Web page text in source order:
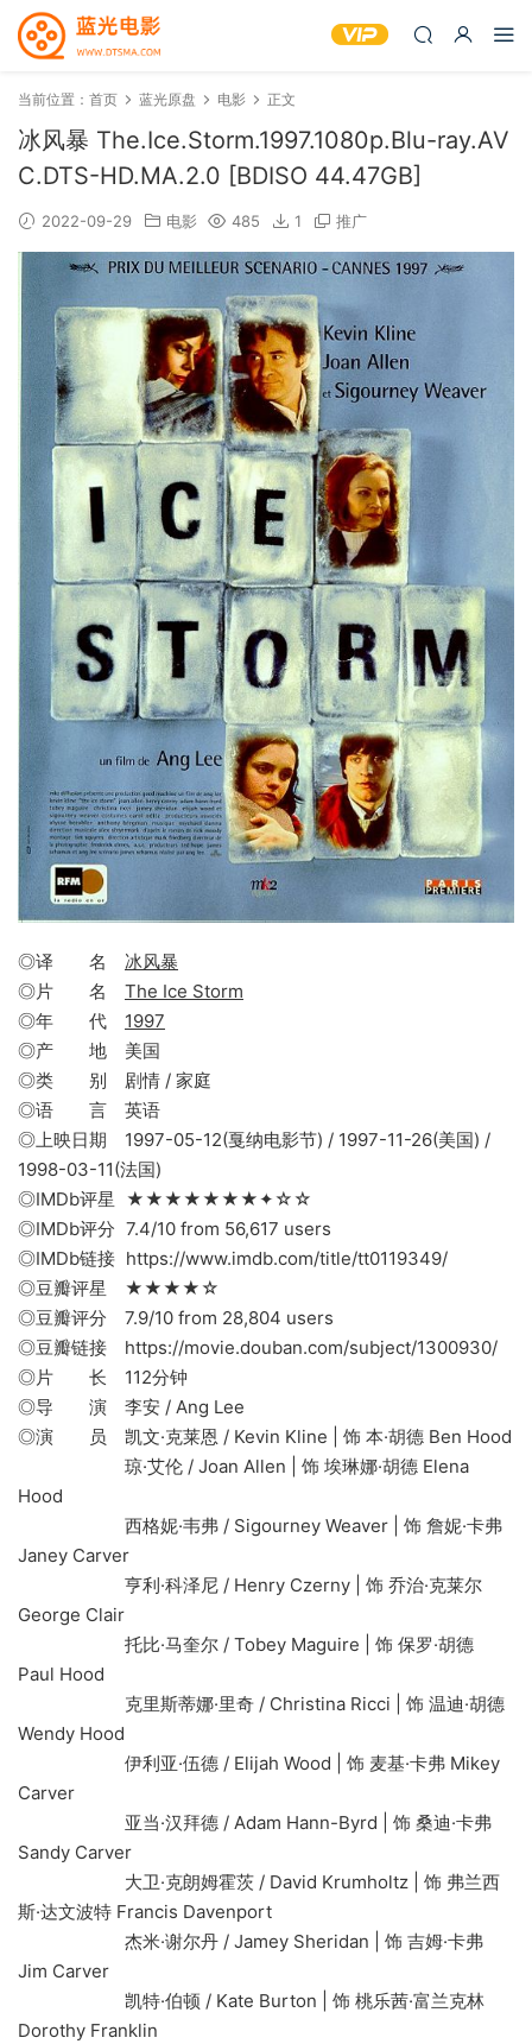
当前位置： 首页 蓝光原盘 电影 正文
冰风暴 The.Ice.Storm.1997.1080p.Blu-ray.AV
C.DTS-HD.MA.2.0 [BDISO 44.47GB]
2022-09-29 电影 485 1 推广
◎译 名 冰风暴
◎片 名 The Ice Storm
◎年 代 1997
◎产 地 美国
◎类 别 剧情 / 家庭
◎语 言 英语
◎上映日期 1997-05-12(戛纳电影节) / 1997-11-26(美国) /
1998-03-11(法国)
◎IMDb评星 ★★★★★★★✦☆☆
◎IMDb评分 7.4/10 from 56,617 users
◎IMDb链接 https://www.imdb.com/title/tt0119349/
◎豆瓣评星 ★★★★☆
◎豆瓣评分 7.9/10 from 28,804 users
◎豆瓣链接 https://movie.douban.com/subject/1300930/
◎片 长 112分钟
◎导 演 李安 / Ang Lee
◎演 员 凯文·克莱恩 / Kevin Kline | 饰 本·胡德 Ben Hood
琼·艾伦 / Joan Allen | 饰 埃琳娜·胡德 Elena
Hood
西格妮·韦弗 / Sigourney Weaver | 饰 詹妮·卡弗
Janey Carver
亨利·科泽尼 / Henry Czerny | 饰 乔治·克莱尔
George Clair
托比·马奎尔 / Tobey Maguire | 饰 保罗·胡德
Paul Hood
克里斯蒂娜·里奇 / Christina Ricci | 饰 温迪·胡德
Wendy Hood
伊利亚·伍德 / Elijah Wood | 饰 麦基·卡弗 Mikey
Carver
亚当·汉拜德 / Adam Hann-Byrd | 饰 桑迪·卡弗
Sandy Carver
大卫·克朗姆霍茨 / David Krumholtz | 饰 弗兰西
斯·达文波特 Francis Davenport
杰米·谢尔丹 / Jamey Sheridan | 饰 吉姆·卡弗
Jim Carver
凯特·伯顿 / Kate Burton | 饰 桃乐茜·富兰克林
Dorothy Franklin